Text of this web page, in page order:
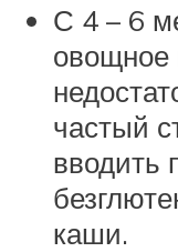
С 4 – 6
овощное
частый
вводить
каши.